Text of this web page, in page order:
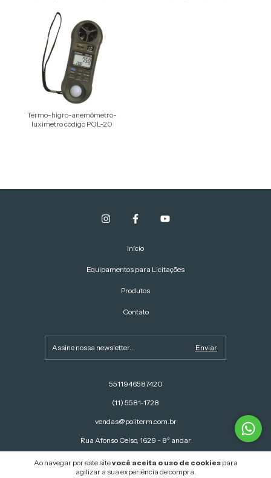
Ao navegar por este sitevocê aceita o uso de cookiespara
agilizar a sua experiência de compra.
Termo-higro-anemômetro-
luximetro código POL-20
Início
Equipamentos para Licitações
Produtos
Contato
5511946587420
(11) 5581-1728
vendas@politerm.com.br
Rua Afonso Celso, 1629 - 8º andar